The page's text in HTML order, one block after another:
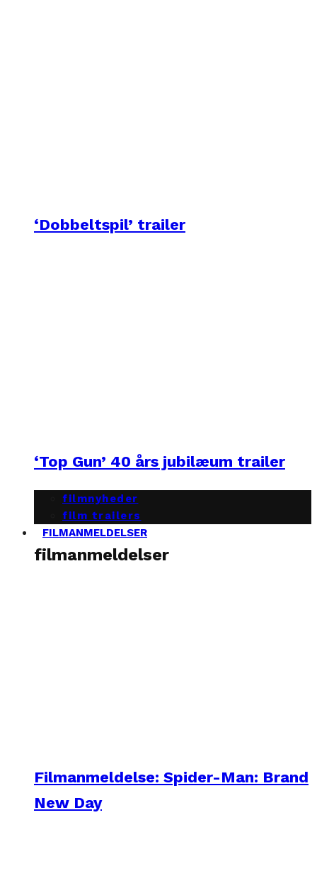
‘Dobbeltspil’ trailer
‘Top Gun’ 40 års jubilæum trailer
filmnyheder
film trailers
FILMANMELDELSER
filmanmeldelser
Filmanmeldelse: Spider-Man: Brand
New Day